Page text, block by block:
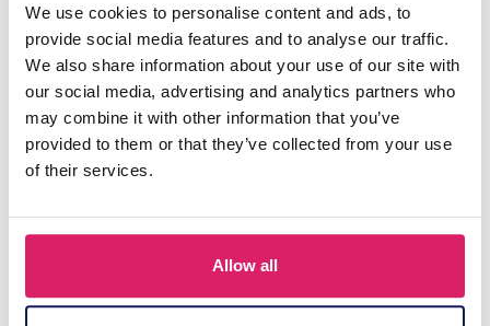
We use cookies to personalise content and ads, to
provide social media features and to analyse our traffic.
We also share information about your use of our site with
our social media, advertising and analytics partners who
may combine it with other information that you’ve
provided to them or that they’ve collected from your use
of their services.
Allow all
I-E12.1 H717-001 Hair Clips Set 10pcs for Kids
Details